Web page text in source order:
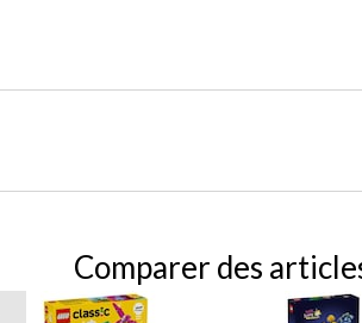
Comparer des